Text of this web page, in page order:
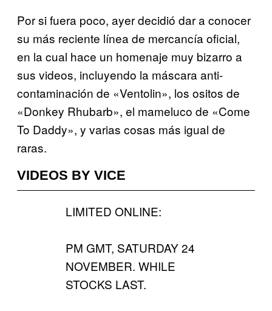
Por si fuera poco, ayer decidió dar a conocer
su más reciente línea de mercancía oficial,
en la cual hace un homenaje muy bizarro a
sus videos, incluyendo la máscara anti-
contaminación de «Ventolin», los ositos de
«Donkey Rhubarb», el mameluco de «Come
To Daddy», y varias cosas más igual de
raras.
VIDEOS BY VICE
LIMITED ONLINE:
PM GMT, SATURDAY 24
NOVEMBER. WHILE
STOCKS LAST.